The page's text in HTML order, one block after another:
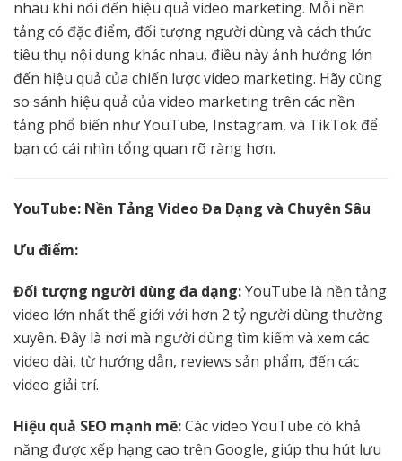
nhau khi nói đến hiệu quả video marketing. Mỗi nền
tảng có đặc điểm, đối tượng người dùng và cách thức
tiêu thụ nội dung khác nhau, điều này ảnh hưởng lớn
đến hiệu quả của chiến lược video marketing. Hãy cùng
so sánh hiệu quả của video marketing trên các nền
tảng phổ biến như YouTube, Instagram, và TikTok để
bạn có cái nhìn tổng quan rõ ràng hơn.
YouTube: Nền Tảng Video Đa Dạng và Chuyên Sâu
Ưu điểm:
Đối tượng người dùng đa dạng:YouTube là nền tảng
video lớn nhất thế giới với hơn 2 tỷ người dùng thường
xuyên. Đây là nơi mà người dùng tìm kiếm và xem các
video dài, từ hướng dẫn, reviews sản phẩm, đến các
video giải trí.
Hiệu quả SEO mạnh mẽ:Các video YouTube có khả
năng được xếp hạng cao trên Google, giúp thu hút lưu